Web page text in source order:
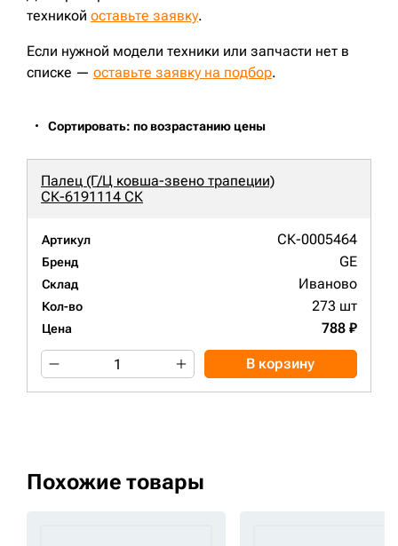
техникой оставьте заявку.
Если нужной модели техники или запчасти нет в
списке — оставьте заявку на подбор.
Сортировать: по возрастанию цены
Палец (Г/Ц ковша-звено трапеции)
СК-6191114 СК
Артикул СК-0005464
Бренд GE
Склад Иваново
Кол-во 273 шт
Цена 788 ₽
В корзину
Похожие товары